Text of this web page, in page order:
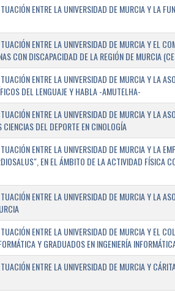
ENTRE LA UNIVERSIDAD DE MURCIA Y LA
ENTRE LA UNIVERSIDAD DE MURCIA Y EL
CON DISCAPACIDAD DE LA REGIÓN DE MURCIA
ENTRE LA UNIVERSIDAD DE MURCIA Y LA
DEL LENGUAJE Y HABLA -AMUTELHA-
ENTRE LA UNIVERSIDAD DE MURCIA Y LA
DEL DEPORTE EN CINOLOGÍA
ENTRE LA UNIVERSIDAD DE MURCIA Y LA
EN EL ÁMBITO DE LA ACTIVIDAD FÍSICA
ENTRE LA UNIVERSIDAD DE MURCIA Y LA
ENTRE LA UNIVERSIDAD DE MURCIA Y EL
Y GRADUADOS EN INGENIERÍA
ENTRE LA UNIVERSIDAD DE MURCIA Y